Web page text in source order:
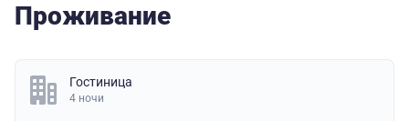
Проживание
Гостиница
4 ночи